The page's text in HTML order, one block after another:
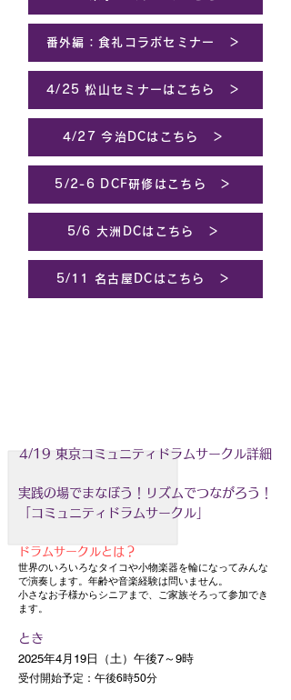
番外編：食礼コラボセミナー ＞
4/25 松山セミナーはこちら ＞
4/27 今治DCはこちら ＞
5/2-6 DCF研修はこちら ＞
5/6 大洲DCはこちら ＞
5/11 名古屋DCはこちら ＞
4/19 東京コミュニティドラムサークル詳細
実践の場でまなぼう！リズムでつながろう！
「コミュニティドラムサークル」
ドラムサークルとは？
世界のいろいろなタイコや小物楽器を輪になってみんな
で演奏します。年齢や音楽経験は問いません。
小さなお子様からシニアまで、ご家族そろって参加でき
ます。
とき
2025年4月19日（土）午後7～9時
受付開始予定：午後6時50分